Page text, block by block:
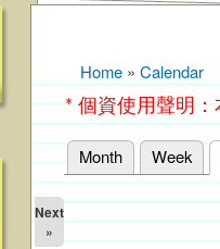
You are here
Home » Calendar
* 個資使用聲明
Primary tabs
Month Week
Next
»